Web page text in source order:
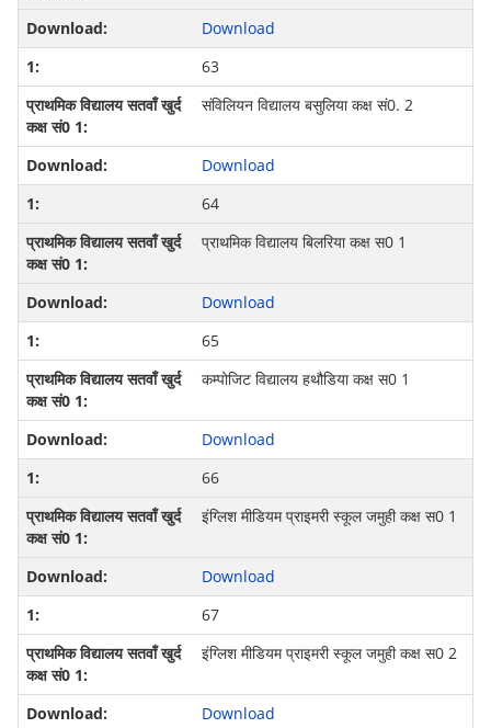
Download
63
संविलियन विद्यालय बसुलिया कक्ष सं0. 2
Download
64
प्राथमिक विद्यालय बिलरिया कक्ष स0 1
Download
65
कम्‍पोजि‍ट विद्यालय हथौडिया कक्ष स0 1
Download
66
इंग्लिश मीडियम प्राइमरी स्‍कूल जमुही कक्ष स0 1
Download
67
इंग्लिश मीडियम प्राइमरी स्‍कूल जमुही कक्ष स0 2
Download